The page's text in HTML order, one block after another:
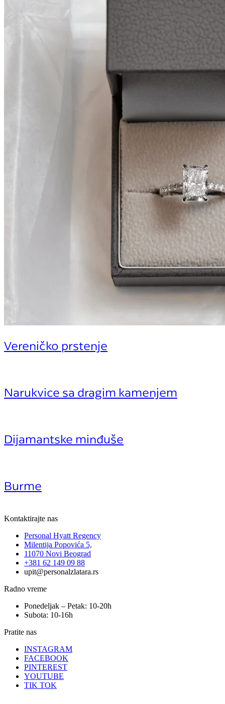
Vereničko prstenje
Narukvice sa dragim kamenjem
Dijamantske minđuše
Burme
Kontaktirajte nas
Personal Hyatt Regency
Milentija Popovića 5,
11070 Novi Beograd
+381 62 149 09 88
upit@personalzlatara.rs
Radno vreme
Ponedeljak – Petak: 10-20h
Subota: 10-16h
Pratite nas
INSTAGRAM
FACEBOOK
PINTEREST
YOUTUBE
TIK TOK